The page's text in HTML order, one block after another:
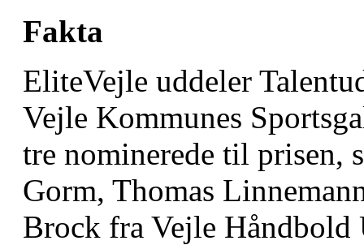
Fakta
EliteVejle uddeler
Vejle Kommunes
tre nominerede til prisen,
Gorm, Thomas
Brock fra Vejle Håndbold